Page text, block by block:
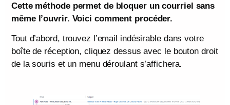
Cette méthode permet de bloquer un courriel sans
même l’ouvrir. Voici comment procéder.
Tout d’abord, trouvez l’email indésirable dans votre
boîte de réception, cliquez dessus avec le bouton droit
de la souris et un menu déroulant s’affichera.